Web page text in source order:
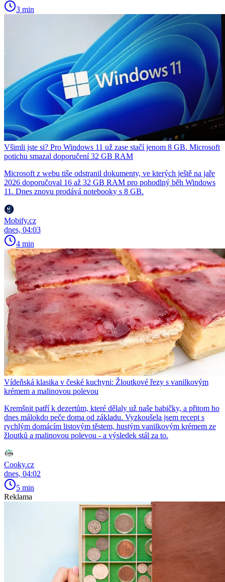
3 min
Všimli jste si? Pro Windows 11 už zase stačí jenom 8 GB. Microsoft
potichu smazal doporučení 32 GB RAM
Microsoft z webu tiše odstranil dokumenty, ve kterých ještě na jaře
2026 doporučoval 16 až 32 GB RAM pro pohodlný běh Windows
11. Dnes znovu prodává notebooky s 8 GB.
Mobify.cz
dnes, 04:03
4 min
Vídeňská klasika v české kuchyni: Žloutkové řezy s vanilkovým
krémem a malinovou polevou
Kremšnit patří k dezertům, které dělaly už naše babičky, a přitom ho
dnes málokdo peče doma od základu. Vyzkoušela jsem recept s
rychlým domácím listovým těstem, hustým vanilkovým krémem ze
žloutků a malinovou polevou - a výsledek stál za to.
Cooky.cz
dnes, 04:02
5 min
Reklama